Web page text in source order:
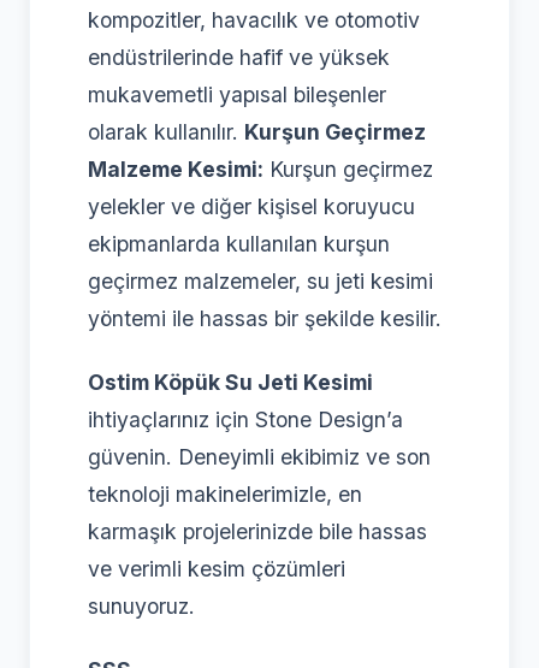
kompozitler, havacılık ve otomotiv
endüstrilerinde hafif ve yüksek
mukavemetli yapısal bileşenler
olarak kullanılır. Kurşun Geçirmez
Malzeme Kesimi: Kurşun geçirmez
yelekler ve diğer kişisel koruyucu
ekipmanlarda kullanılan kurşun
geçirmez malzemeler, su jeti kesimi
yöntemi ile hassas bir şekilde kesilir.
Ostim Köpük Su Jeti Kesimi
ihtiyaçlarınız için Stone Design’a
güvenin. Deneyimli ekibimiz ve son
teknoloji makinelerimizle, en
karmaşık projelerinizde bile hassas
ve verimli kesim çözümleri
sunuyoruz.